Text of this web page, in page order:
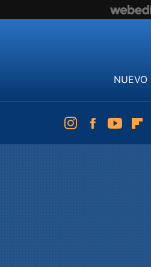
NUEVO
InstagramFacebook